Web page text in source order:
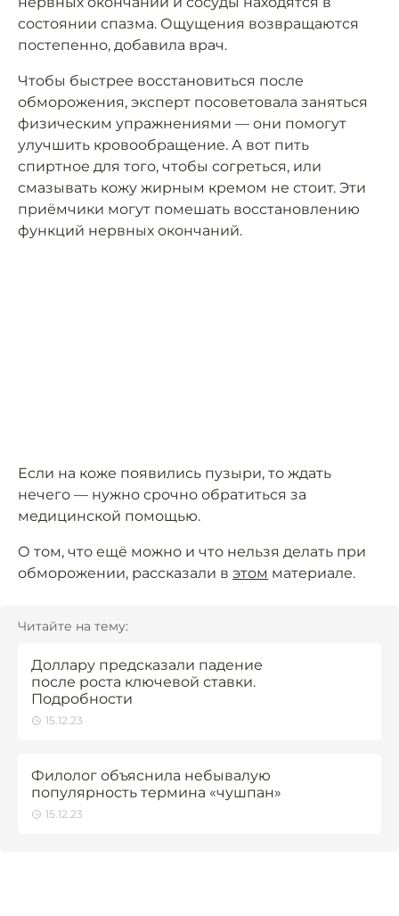
состоянии спазма. Ощущения возвращаются
постепенно, добавила врач.
Чтобы быстрее восстановиться после
обморожения, эксперт посоветовала заняться
физическим упражнениями — они помогут
улучшить кровообращение. А вот пить
спиртное для того, чтобы согреться, или
смазывать кожу жирным кремом не стоит. Эти
приёмчики могут помешать восстановлению
функций нервных окончаний.
Если на коже появились пузыри, то ждать
нечего — нужно срочно обратиться за
медицинской помощью.
О том, что ещё можно и что нельзя делать при
обморожении, рассказали в этом материале.
Читайте на тему:
Доллару предсказали падение
после роста ключевой ставки.
Подробности
15.12.23
Филолог объяснила небывалую
популярность термина «чушпан»
15.12.23